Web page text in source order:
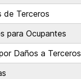
de Terceros
para Ocupantes
Daños a Terceros